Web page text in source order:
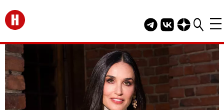
Перейти на главную
Telegram канал
Группа HELLO
Канал